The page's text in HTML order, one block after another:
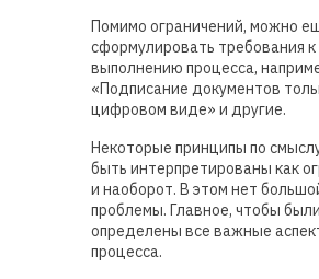
Помимо ограничений, можно
сформулировать требования к
выполнению процесса,
«Подписание документов
цифровом виде» и другие.
Некоторые принципы по
быть интерпретированы как
и наоборот. В этом нет
проблемы. Главное, чтобы были
определены все важные
процесса.